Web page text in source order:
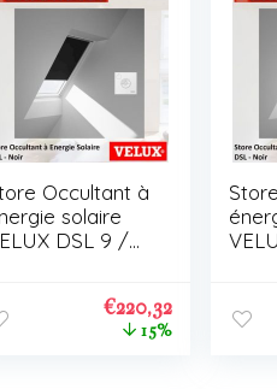
Occultant à
solaire
DSL 9 /
€220,32
15%